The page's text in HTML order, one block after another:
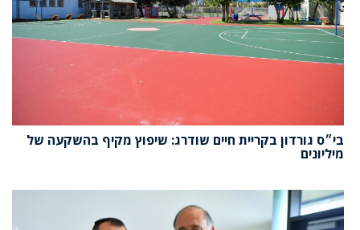
בי״ס גורדון בקריית חיים שודרג: שיפוץ מקיף בהשקעה של
מיליונים